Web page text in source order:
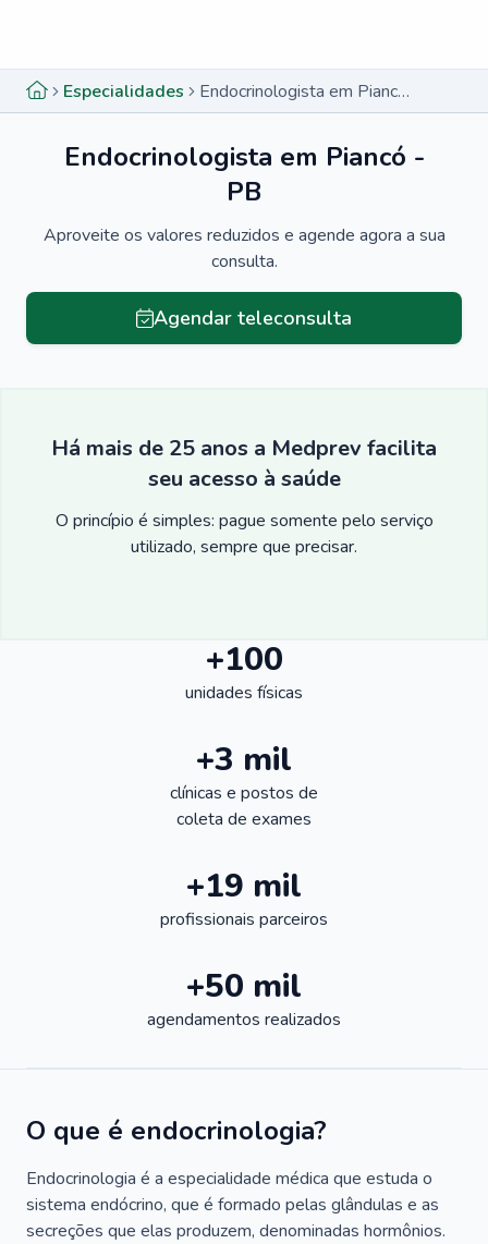
Especialidades Endocrinologista em Piancó - PB
Endocrinologista em Piancó -
PB
Aproveite os valores reduzidos e agende agora a sua
consulta.
Agendar teleconsulta
Há mais de 25 anos a Medprev facilita
seu acesso à saúde
O princípio é simples: pague somente pelo serviço
utilizado, sempre que precisar.
+100
unidades físicas
+3 mil
clínicas e postos de
coleta de exames
+19 mil
profissionais parceiros
+50 mil
agendamentos realizados
O que é endocrinologia?
Endocrinologia é a especialidade médica que estuda o
sistema endócrino, que é formado pelas glândulas e as
secreções que elas produzem, denominadas hormônios.